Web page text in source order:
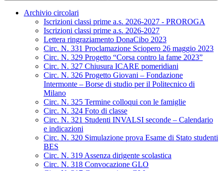
Archivio circolari
Iscrizioni classi prime a.s. 2026-2027 - PROROGA
Iscrizioni classi prime a.s. 2026-2027
Lettera ringraziamento DonaCibo 2023
Circ. N. 331 Proclamazione Sciopero 26 maggio 2023
Circ. N. 329 Progetto “Corsa contro la fame 2023”
Circ. N. 327 Chiusura ICARE pomeridiani
Circ. N. 326 Progetto Giovani – Fondazione
Intermonte – Borse di studio per il Politecnico di
Milano
Circ. N. 325 Termine colloqui con le famiglie
Circ. N. 324 Foto di classe
Circ. N. 321 Studenti INVALSI seconde – Calendario
e indicazioni
Circ. N. 320 Simulazione prova Esame di Stato studenti
BES
Circ. N. 319 Assenza dirigente scolastica
Circ. N. 318 Convocazione GLO